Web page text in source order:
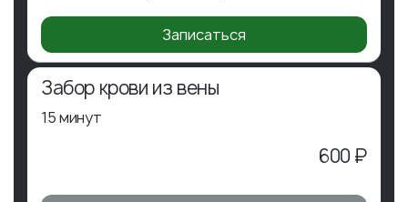
Записаться
Забор крови из вены
15 минут
600 ₽